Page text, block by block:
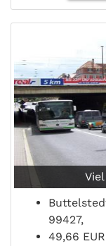
99427,
49,66